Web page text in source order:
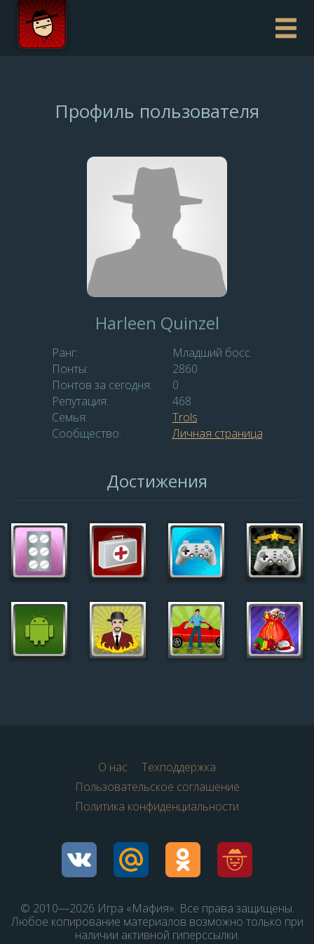
Профиль пользователя
Harleen Quinzel
Ранг:
Младший босс
Понты:
2860
Понтов за сегодня:
0
Репутация:
468
Семья:
Trols
Сообщество:
Личная страница
Достижения
О нас
Техподдержка
Пользовательское соглашение
Политика конфиденциальности
© 2010—2026 Игра «Мафия». Все права защищены.
Любое копирование материалов возможно только при
наличии активной гиперссылки.